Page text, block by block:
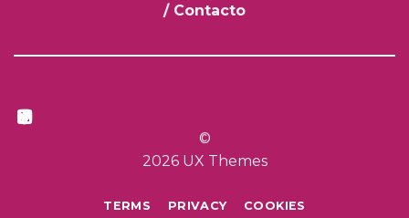
/ Contacto
©
2026 UX Themes
TERMS PRIVACY COOKIES